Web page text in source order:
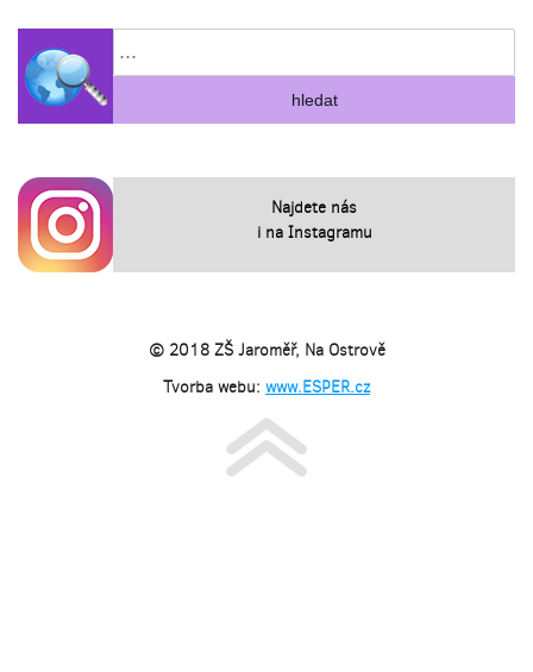
Najdete nás
i na Instagramu
© 2018 ZŠ Jaroměř, Na Ostrově
Tvorba webu: www.ESPER.cz